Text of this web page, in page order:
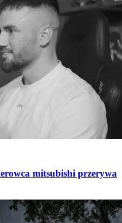
mitsubishi przerywa